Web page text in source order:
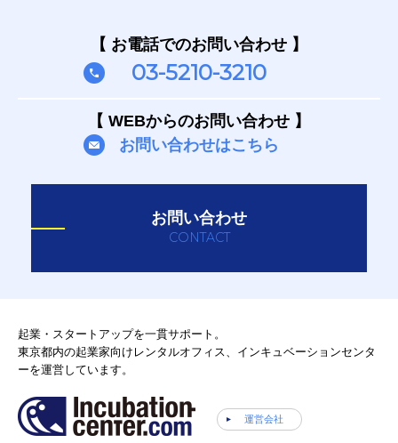
【 お電話でのお問い合わせ 】
03-5210-3210
【 WEBからのお問い合わせ 】
お問い合わせはこちら
お問い合わせ
CONTACT
起業・スタートアップを一貫サポート。
東京都内の起業家向けレンタルオフィス、インキュベーションセンタ
ーを運営しています。
運営会社